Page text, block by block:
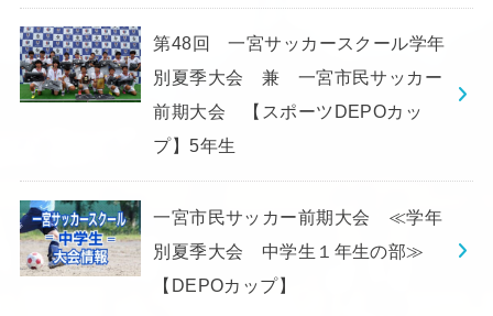
第48回 一宮サッカースクール学年
別夏季大会 兼 一宮市民サッカー
前期大会 【スポーツDEPOカッ
プ】5年生
一宮市民サッカー前期大会 ≪学年
別夏季大会 中学生１年生の部≫
【DEPOカップ】